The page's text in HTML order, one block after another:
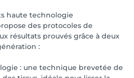
haute technologie
propose des protocoles de
grâce à deux appareils
: une technique
haute technologie
des protocoles de
résultats prouvés grâce à deux
:
: une technique brevetée de